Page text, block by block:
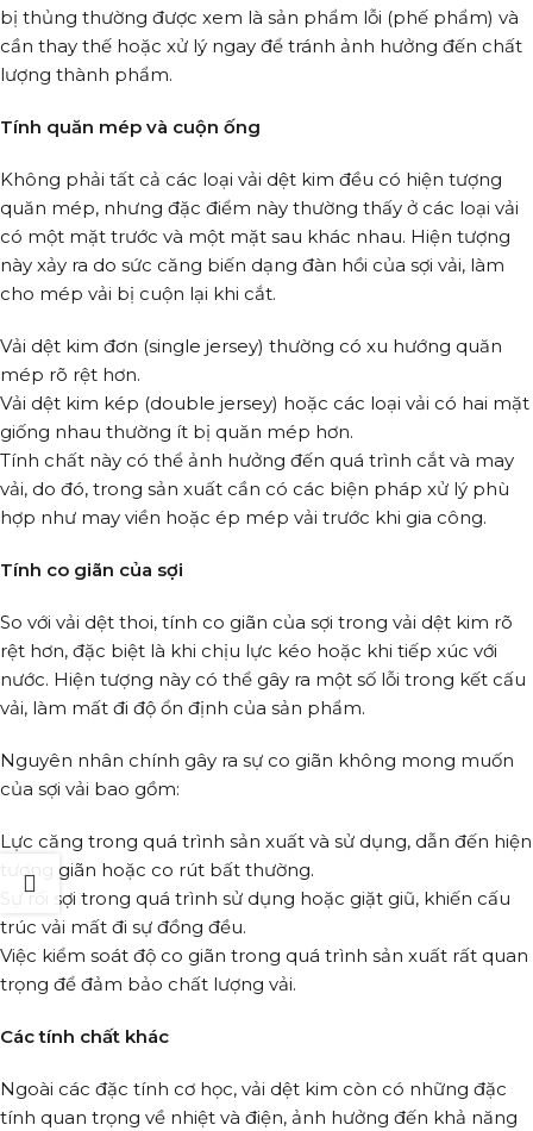
bị thủng thường được xem là sản phẩm lỗi (phế phẩm) và
cần thay thế hoặc xử lý ngay để tránh ảnh hưởng đến chất
lượng thành phẩm.
Tính quăn mép và cuộn ống
Không phải tất cả các loại vải dệt kim đều có hiện tượng
quăn mép, nhưng đặc điểm này thường thấy ở các loại vải
có một mặt trước và một mặt sau khác nhau. Hiện tượng
này xảy ra do sức căng biến dạng đàn hồi của sợi vải, làm
cho mép vải bị cuộn lại khi cắt.
Vải dệt kim đơn (single jersey) thường có xu hướng quăn
mép rõ rệt hơn.
Vải dệt kim kép (double jersey) hoặc các loại vải có hai mặt
giống nhau thường ít bị quăn mép hơn.
Tính chất này có thể ảnh hưởng đến quá trình cắt và may
vải, do đó, trong sản xuất cần có các biện pháp xử lý phù
hợp như may viền hoặc ép mép vải trước khi gia công.
Tính co giãn của sợi
So với vải dệt thoi, tính co giãn của sợi trong vải dệt kim rõ
rệt hơn, đặc biệt là khi chịu lực kéo hoặc khi tiếp xúc với
nước. Hiện tượng này có thể gây ra một số lỗi trong kết cấu
vải, làm mất đi độ ổn định của sản phẩm.
Nguyên nhân chính gây ra sự co giãn không mong muốn
của sợi vải bao gồm:
Lực căng trong quá trình sản xuất và sử dụng, dẫn đến hiện
tượng giãn hoặc co rút bất thường.
Sự rối sợi trong quá trình sử dụng hoặc giặt giũ, khiến cấu
trúc vải mất đi sự đồng đều.
Việc kiểm soát độ co giãn trong quá trình sản xuất rất quan
trọng để đảm bảo chất lượng vải.
Các tính chất khác
Ngoài các đặc tính cơ học, vải dệt kim còn có những đặc
tính quan trọng về nhiệt và điện, ảnh hưởng đến khả năng